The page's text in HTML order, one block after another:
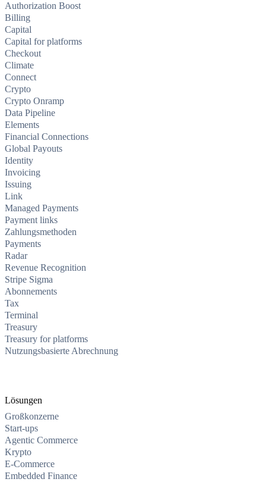
Authorization Boost
Billing
Capital
Capital for platforms
Checkout
Climate
Connect
Crypto
Crypto Onramp
Data Pipeline
Elements
Financial Connections
Global Payouts
Identity
Invoicing
Issuing
Link
Managed Payments
Payment links
Zahlungsmethoden
Payments
Radar
Revenue Recognition
Stripe Sigma
Abonnements
Tax
Terminal
Treasury
Treasury for platforms
Nutzungsbasierte Abrechnung
Lösungen
Großkonzerne
Start-ups
Agentic Commerce
Krypto
E-Commerce
Embedded Finance